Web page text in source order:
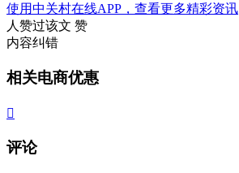
使用中关村在线APP，查看更多精彩资讯
人赞过该文 赞
内容纠错
相关电商优惠

评论